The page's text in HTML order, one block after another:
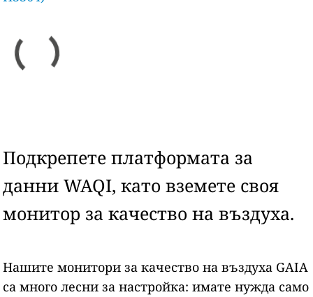
Подкрепете платформата за
данни WAQI, като вземете своя
монитор за качество на въздуха.
Нашите монитори за качество на въздуха GAIA
са много лесни за настройка: имате нужда само